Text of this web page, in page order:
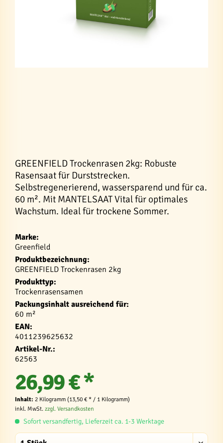
GREENFIELD Trockenrasen 2kg: Robuste
Rasensaat für Durststrecken.
Selbstregenerierend, wassersparend und für ca.
60 m². Mit MANTELSAAT Vital für optimales
Wachstum. Ideal für trockene Sommer.
Marke:
Greenfield
Produktbezeichnung:
GREENFIELD Trockenrasen 2kg
Produkttyp:
Trockenrasensamen
Packungsinhalt ausreichend für:
60 m²
EAN:
4011239625632
Artikel-Nr.:
62563
26,99 € *
Inhalt: 2 Kilogramm (13,50 € * / 1 Kilogramm)
inkl. MwSt. zzgl. Versandkosten
Sofort versandfertig, Lieferzeit ca. 1-3 Werktage